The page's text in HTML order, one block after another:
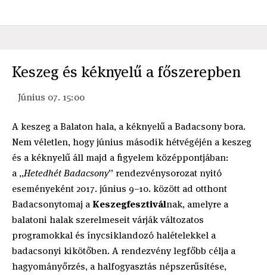
Keszeg és kéknyelű a főszerepben
Június 07. 15:00
A keszeg a Balaton hala, a kéknyelű a Badacsony bora.
Nem véletlen, hogy június második hétvégéjén a keszeg
és a kéknyelű áll majd a figyelem középpontjában:
a „Hetedhét Badacsony” rendezvénysorozat nyitó
eseményeként 2017. június 9–10. között ad otthont
Badacsonytomaj a Keszegfesztiválnak, amelyre a
balatoni halak szerelmeseit várják változatos
programokkal és ínycsiklandozó halételekkel a
badacsonyi kikötőben. A rendezvény legfőbb célja a
hagyományőrzés, a halfogyasztás népszerűsítése,